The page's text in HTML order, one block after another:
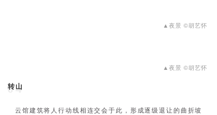
▲夜景 ©胡艺怀
▲夜景 ©胡艺怀
04
转山
云馆建筑将人行动线相连交会于此，形成逐级退让的曲折坡